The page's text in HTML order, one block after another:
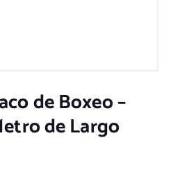
de Boxeo –
de Largo